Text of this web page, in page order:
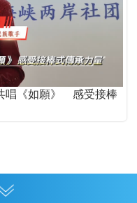
唱《如願》 感受接棒